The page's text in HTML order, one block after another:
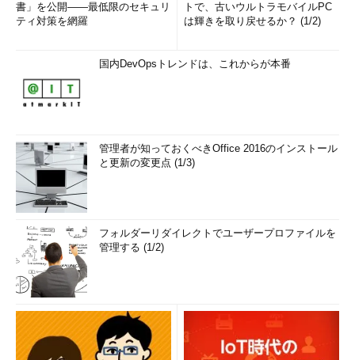
書」を公開――最低限のセキュリ
ティ対策を網羅
トで、古いウルトラモバイルPC
は輝きを取り戻せるか？ (1/2)
国内DevOpsトレンドは、これからが本番
管理者が知っておくべきOffice 2016のインストール
と更新の変更点 (1/3)
フォルダーリダイレクトでユーザープロファイルを
管理する (1/2)